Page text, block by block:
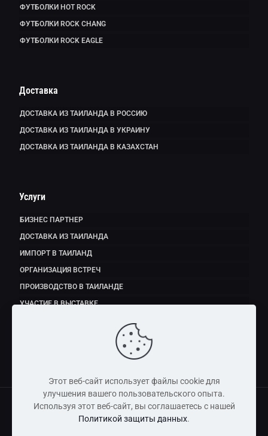
ФУТБОЛКИ HOT ROCK
ФУТБОЛКИ ROCK CHANG
ФУТБОЛКИ ROCK EAGLE
Доставка
ДОСТАВКА ИЗ ТАИЛАНДА В РОССИЮ
ДОСТАВКА ИЗ ТАИЛАНДА В УКРАИНУ
ДОСТАВКА ИЗ ТАИЛАНДА В КАЗАХСТАН
Услуги
БИЗНЕС ПАРТНЕР
ДОСТАВКА ИЗ ТАИЛАНДА
ИМПОРТ В ТАИЛАНД
ОРГАНИЗАЦИЯ ВСТРЕЧ
ПРОИЗВОДСТВО В ТАИЛАНДЕ
УЧАСТИЕ В ВЫСТАВКЕ
Этот веб-сайт использует файлы cookie для
улучшения вашего пользовательского опыта.
Используя этот веб-сайт, вы соглашаетесь с нашей
Политикой защиты данных.